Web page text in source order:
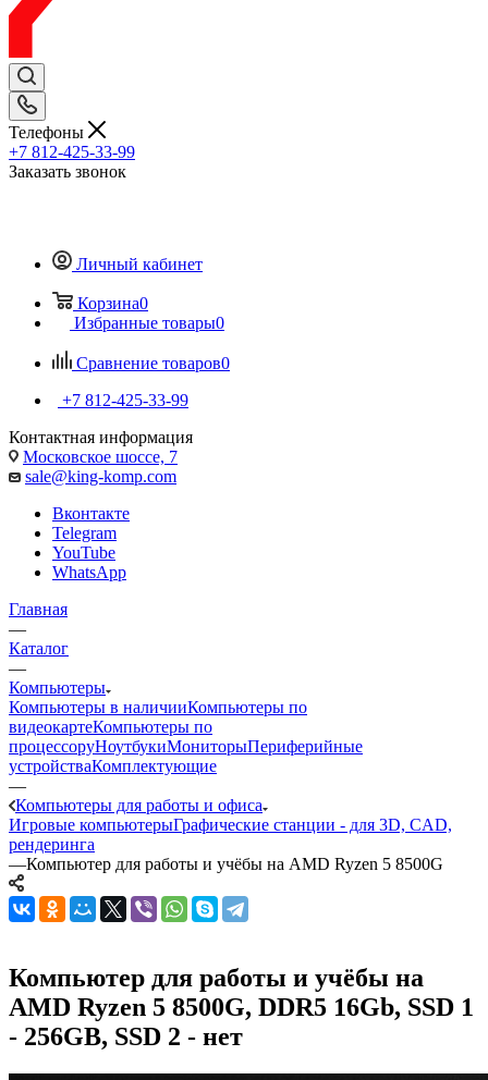
Телефоны
+7 812-425-33-99
Заказать звонок
Личный кабинет
Корзина0
Избранные товары0
Сравнение товаров0
+7 812-425-33-99
Контактная информация
Московское шоссе, 7
sale@king-komp.com
Вконтакте
Telegram
YouTube
WhatsApp
Главная
—
Каталог
—
Компьютеры
Компьютеры в наличииКомпьютеры по
видеокартеКомпьютеры по
процессоруНоутбукиМониторыПериферийные
устройстваКомплектующие
—
Компьютеры для работы и офиса
Игровые компьютерыГрафические станции - для 3D, CAD,
рендеринга
—Компьютер для работы и учёбы на AMD Ryzen 5 8500G
Компьютер для работы и учёбы на
AMD Ryzen 5 8500G, DDR5 16Gb, SSD 1
- 256GB, SSD 2 - нет